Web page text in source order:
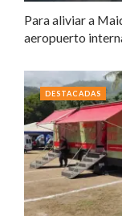
Para aliviar a
aeropuerto
DESTACADAS